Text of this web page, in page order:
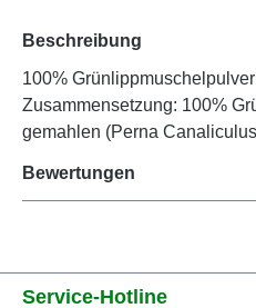
Beschreibung
100%
Zusammensetzung: 100%
gemahlen (Perna
Bewertungen
Service-Hotline